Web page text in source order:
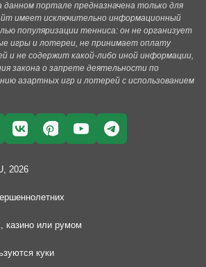
портале предназначена только для
имеет исключительно информационный
популяризации тенниса: он не организует
игры и лотереи, не принимает оплату
и не содержит какой-либо иной информации,
закона о запрете деятельности по
азартных игр и лотерей с использованием
2026
казино или румом
куки